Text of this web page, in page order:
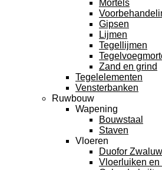
Mortels
Gipsen
Lijmen
Tegellijmen
Zand en grind
Tegelelementen
Vensterbanken
Ruwbouw
Wapening
Bouwstaal
Staven
Vloeren
Duofor
Vloerluiken en